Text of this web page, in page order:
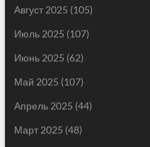
Август 2025 (105)
Июль 2025 (107)
Июнь 2025 (62)
Май 2025 (107)
Апрель 2025 (44)
Март 2025 (48)